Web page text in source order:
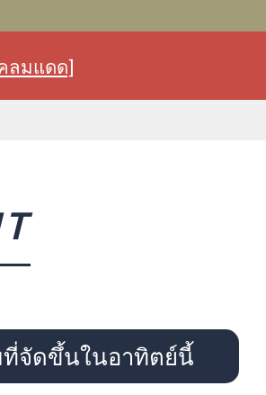
ลมแดด]
ที่จัดขึ้นในอาทิตย์นี้